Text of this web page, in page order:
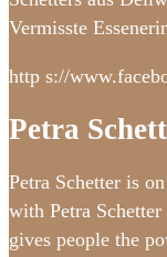
Vermisste
http s://
Petra
Petra Schetter is
with Petra
gives people the